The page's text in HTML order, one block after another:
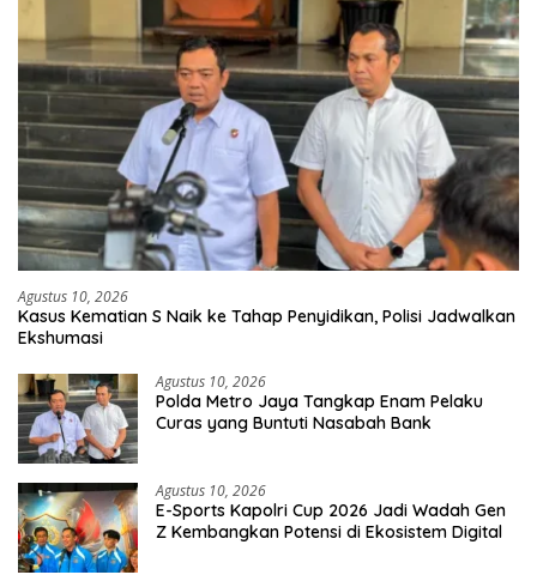
Agustus 10, 2026
Kasus Kematian S Naik ke Tahap Penyidikan, Polisi Jadwalkan
Ekshumasi
Agustus 10, 2026
Polda Metro Jaya Tangkap Enam Pelaku
Curas yang Buntuti Nasabah Bank
Agustus 10, 2026
E-Sports Kapolri Cup 2026 Jadi Wadah Gen
Z Kembangkan Potensi di Ekosistem Digital